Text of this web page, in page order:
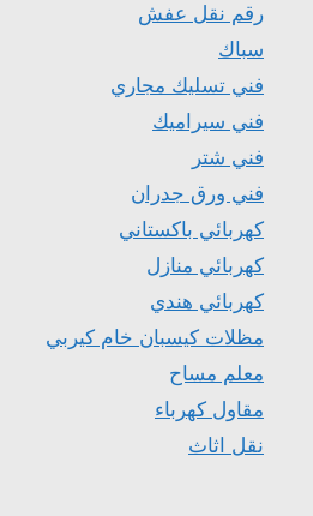
رقم نقل عفش
سباك
فني تسليك مجاري
فني سيراميك
فني شتر
فني ورق جدران
كهربائي باكستاني
كهربائي منازل
كهربائي هندي
مظلات كيسبان خام كيربي
معلم مساح
مقاول كهرباء
نقل اثاث